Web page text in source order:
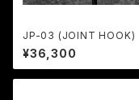
JP-03 (JOINT HOOK)
¥36,300